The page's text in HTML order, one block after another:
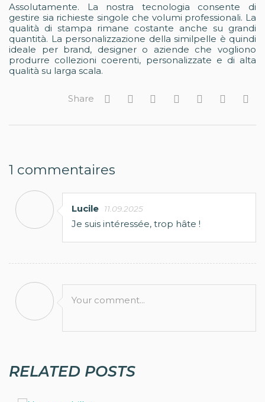
Assolutamente. La nostra tecnologia consente di
gestire sia richieste singole che volumi professionali. La
qualità di stampa rimane costante anche su grandi
quantità. La personalizzazione della similpelle è quindi
ideale per brand, designer o aziende che vogliono
produrre collezioni coerenti, personalizzate e di alta
qualità su larga scala.
Share
1 commentaires
Lucile 11.09.2025
Je suis intéressée, trop hâte !
Your comment...
RELATED POSTS